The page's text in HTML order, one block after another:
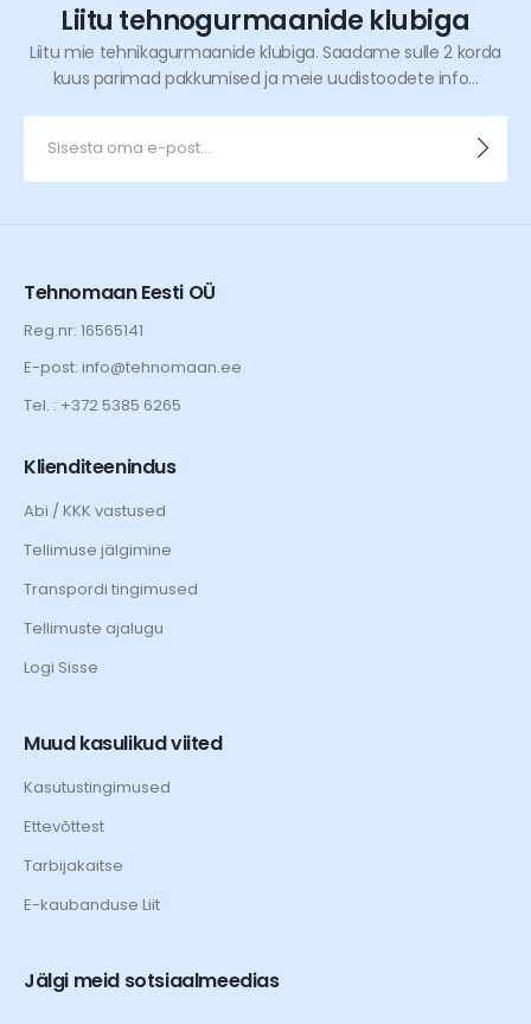
Liitu tehnogurmaanide klubiga
Liitu mie tehnikagurmaanide klubiga. Saadame sulle 2 korda
kuus parimad pakkumised ja meie uudistoodete info...
Tehnomaan Eesti OÜ
Reg.nr: 16565141
E-post: info@tehnomaan.ee
Tel. : +372 5385 6265
Klienditeenindus
Abi / KKK vastused
Tellimuse jälgimine
Transpordi tingimused
Tellimuste ajalugu
Logi Sisse
Muud kasulikud viited
Kasutustingimused
Ettevõttest
Tarbijakaitse
E-kaubanduse Liit
Jälgi meid sotsiaalmeedias